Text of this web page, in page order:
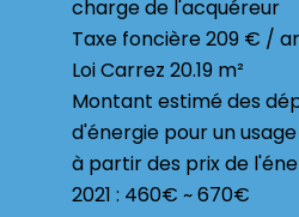
charge de l'acquéreur
Taxe foncière209 € /
Loi Carrez 20.19 m²
Montant estimé des
d'énergie pour un
à partir des prix de
2021 : 460€ ~ 670€